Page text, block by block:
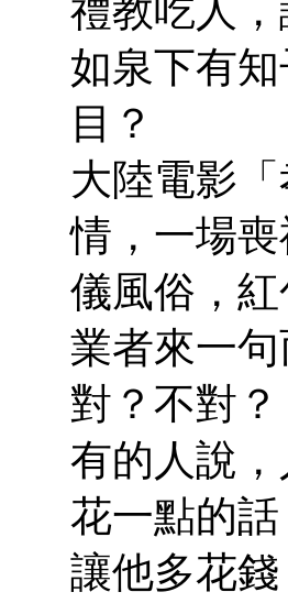
禮教吃人
如泉下有
目？
大陸電影
情，一場
儀風俗，
業者來一句
對？不對？
有的人說
花一點的
讓他多花